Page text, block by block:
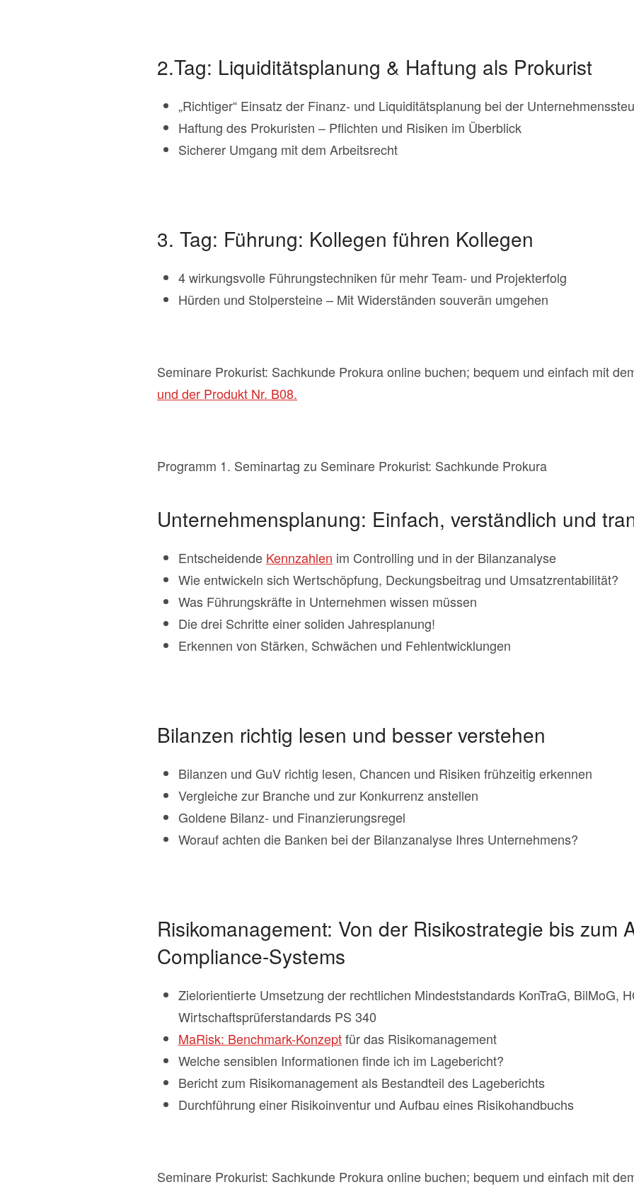
2.Tag: Liquiditätsplanung & Haftung als Prokurist
„Richtiger“ Einsatz der Finanz- und Liquiditätsplanung bei der
Haftung des Prokuristen – Pflichten und Risiken im Überblick
Sicherer Umgang mit dem Arbeitsrecht
3. Tag: Führung: Kollegen führen Kollegen
4 wirkungsvolle Führungstechniken für mehr Team- und Projekterfolg
Hürden und Stolpersteine – Mit Widerständen souverän umgehen
Seminare Prokurist: Sachkunde Prokura online buchen; bequem und einfach mit
und der Produkt Nr. B08.
Programm 1. Seminartag zu Seminare Prokurist: Sachkunde Prokura
Unternehmensplanung: Einfach, verständlich und
Entscheidende Kennzahlen im Controlling und in der Bilanzanalyse
Wie entwickeln sich Wertschöpfung, Deckungsbeitrag und Umsatzrentabilität?
Was Führungskräfte in Unternehmen wissen müssen
Die drei Schritte einer soliden Jahresplanung!
Erkennen von Stärken, Schwächen und Fehlentwicklungen
Bilanzen richtig lesen und besser verstehen
Bilanzen und GuV richtig lesen, Chancen und Risiken frühzeitig erkennen
Vergleiche zur Branche und zur Konkurrenz anstellen
Goldene Bilanz- und Finanzierungsregel
Worauf achten die Banken bei der Bilanzanalyse Ihres Unternehmens?
Risikomanagement: Von der Risikostrategie bis zum
Compliance-Systems
Zielorientierte Umsetzung der rechtlichen Mindeststandards KonTraG, BilMoG,
Wirtschaftsprüferstandards PS 340
MaRisk: Benchmark-Konzeptfür das Risikomanagement
Welche sensiblen Informationen finde ich im Lagebericht?
Bericht zum Risikomanagement als Bestandteil des Lageberichts
Durchführung einer Risikoinventur und Aufbau eines Risikohandbuchs
Seminare Prokurist: Sachkunde Prokura online buchen; bequem und einfach mit